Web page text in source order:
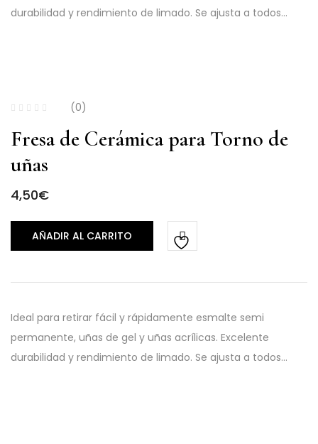
durabilidad y rendimiento de limado. Se ajusta a todos…
(0)
Fresa de Cerámica para Torno de
uñas
4,50€
AÑADIR AL CARRITO
Ideal para retirar fácil y rápidamente esmalte semi
permanente, uñas de gel y uñas acrílicas. Excelente
durabilidad y rendimiento de limado. Se ajusta a todos…